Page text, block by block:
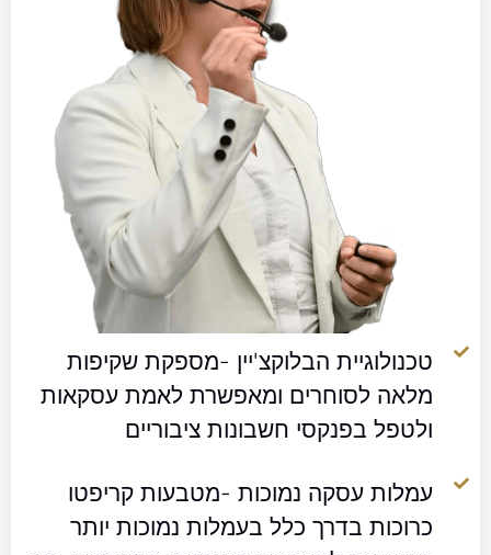
טכנולוגיית הבלוקצ'יין -מספקת שקיפות
מלאה לסוחרים ומאפשרת לאמת עסקאות
ולטפל בפנקסי חשבונות ציבוריים
עמלות עסקה נמוכות -מטבעות קריפטו
כרוכות בדרך כלל בעמלות נמוכות יותר